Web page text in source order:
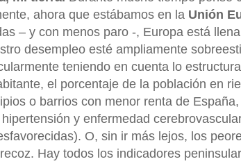
ahora que estábamos en la Unión
– y con menos paro -, Europa está
desempleo esté ampliamente
teniendo en cuenta lo
el porcentaje de la población en
o barrios con menor renta de
y enfermedad
O, sin ir más lejos, los
Hay todos los indicadores